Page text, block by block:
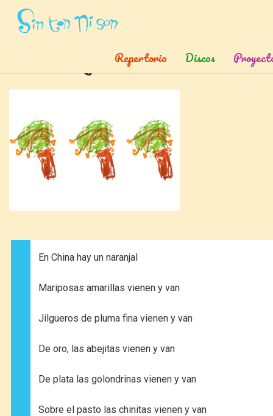
Repertorio Discos
Inicio » Canciones » El Naranjal
El naranjal
En China hay un naranjal
Mariposas amarillas vienen y van
Jilgueros de pluma fina vienen y van
De oro, las abejitas vienen y van
De plata las golondrinas vienen y van
Sobre el pasto las chinitas vienen y van